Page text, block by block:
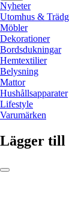
Nyheter
Utomhus &
Möbler
Dekorationer
Bordsdukningar
Hemtextilier
Belysning
Mattor
Hushållsapparater
Lifestyle
Varumärken
Lägger till